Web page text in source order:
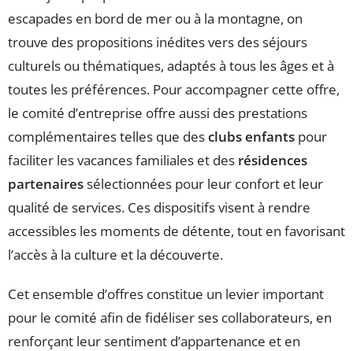
escapades en bord de mer ou à la montagne, on
trouve des propositions inédites vers des séjours
culturels ou thématiques, adaptés à tous les âges et à
toutes les préférences. Pour accompagner cette offre,
le comité d’entreprise offre aussi des prestations
complémentaires telles que desclubs enfants pour
faciliter les vacances familiales et des résidences
partenairessélectionnées pour leur confort et leur
qualité de services. Ces dispositifs visent à rendre
accessibles les moments de détente, tout en favorisant
l’accès à la culture et la découverte.
Cet ensemble d’offres constitue un levier important
pour le comité afin de fidéliser ses collaborateurs, en
renforçant leur sentiment d’appartenance et en